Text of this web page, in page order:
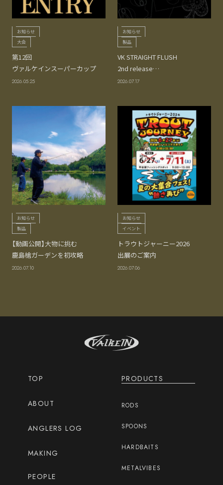
お知らせ
大会
第12回
ヴァルケインスーパーカップ
2026.05.25
お知らせ
製品
VK STRAIGHT FLUSH
2nd release…
2026.07.17
お知らせ
製品
【動画公開】大物に挑む
鹿島槍ガーデンを初攻略
2026.07.10
お知らせ
イベント
トラウトジャーニー2026
出展のご案内
2026.07.06
TOP
ABOUT
ANGLERS LOG
MAKING
PRODUCTS
RODS
SPOONS
HARDBAITS
METALVIBES
PEOPLE